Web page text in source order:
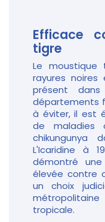
Efficace
tigre
Le moustique
rayures noires
présent
départements
à éviter, il est
de maladies
chikungunya
L'Icaridine à
démontré
élevée contre
un choix
tropicale.